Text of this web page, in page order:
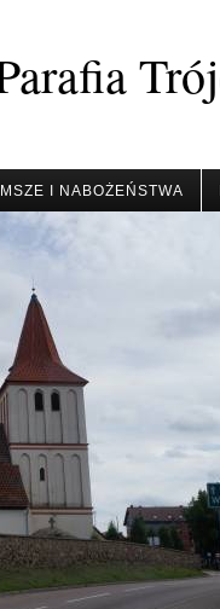
MSZE I NABOŻEŃSTWA